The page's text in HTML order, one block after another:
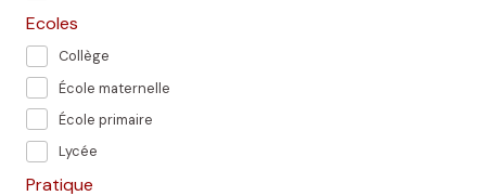
Ecoles
Collège
École maternelle
École primaire
Lycée
Pratique